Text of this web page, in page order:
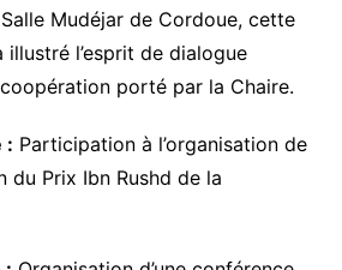
Mudéjar de Cordoue, cette
l’esprit de dialogue
porté par la Chaire.
: Participation à l’organisation de
du Prix Ibn Rushd de la